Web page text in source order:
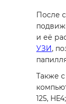
После
и её
УЗИ,
Также
125,